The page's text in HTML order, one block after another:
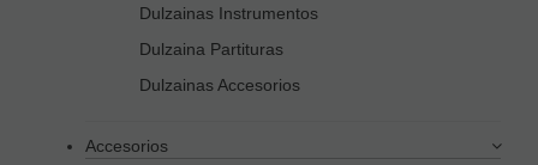
Dulzainas Instrumentos
Dulzaina Partituras
Dulzainas Accesorios
Accesorios